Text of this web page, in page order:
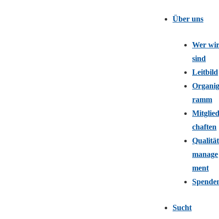
Über uns
Wer wir
sind
Leitbild
Organig
ramm
chaften
manage
ment
Sucht